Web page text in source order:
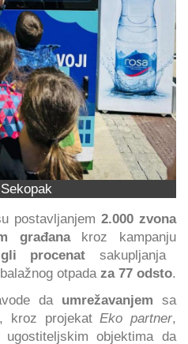
postavljanjem 2.000 zvona
građanakroz kampanju
procenat sakupljanja
otpada za 77 odsto.
da umrežavanjemsa
, kroz projekatEko partner,
objektima da